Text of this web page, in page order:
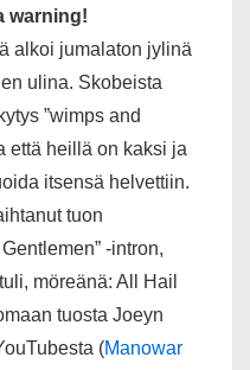
warning!
alkoi jumalaton jylinä
ulina. Skobeista
”wimps and
että heillä on kaksi ja
itsensä helvettiin.
tuon
-intron,
möreänä: All Hail
tuosta Joeyn
(Manowar